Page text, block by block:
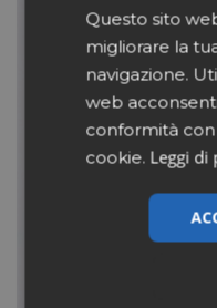
Questo sito
migliorare la
navigazione.
web
conformità
cookie. Leggi di